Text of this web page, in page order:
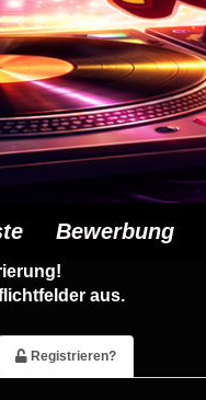
Bewerbung
aus.
Registrieren?